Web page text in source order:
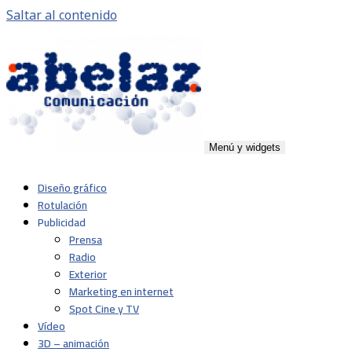
Saltar al contenido
Navarra
Menú y widgets
Diseño gráfico
Rotulación
Publicidad
Prensa
Radio
Exterior
Marketing en internet
Spot Cine y TV
Vídeo
3D – animación